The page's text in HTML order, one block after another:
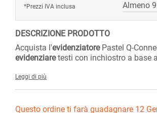
*Prezzi IVA inclusa
Almeno
DESCRIZIONE PRODOTTO
Acquista l'evidenziatorePastel Q-
evidenziaretesti con inchiostro a base
Leggi di più
Questo ordine ti farà guadagnare 12